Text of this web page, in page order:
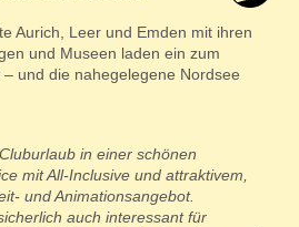
Aurich, Leer und Emden mit ihren
und Museen laden ein zum
und die nahegelegene Nordsee
in einer schönen
mit All-Inclusive und attraktivem,
und Animationsangebot.
auch interessant für